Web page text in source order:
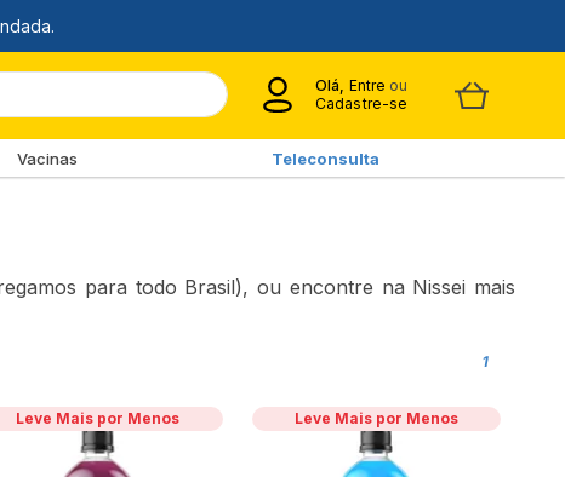
Olá, Entre ou
Cadastre-se
Vacinas Teleconsulta
para todo Brasil), ou encontre na Nissei mais
1
Leve Mais por Menos Leve Mais por Menos